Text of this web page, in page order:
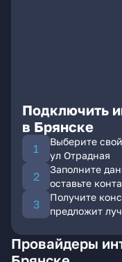
Подключить
в Брянске
Выберите
ул Отрадная
Заполните
оставьте
Получите
предложит
Провайдеры